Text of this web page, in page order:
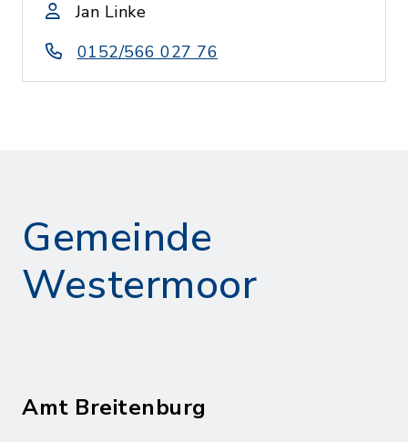
Jan Linke
0152/566 027 76
Gemeinde
Westermoor
Amt Breitenburg